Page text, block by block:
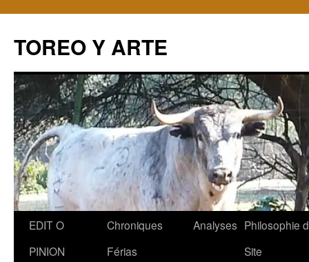
TOREO Y ARTE
Aller
EDIT O
PINION
Chroniques
Férias
Analyses Philosophie
Site